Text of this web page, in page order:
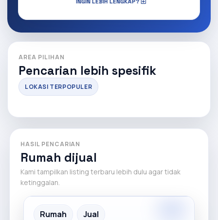
AREA PILIHAN
Pencarian lebih spesifik
LOKASI TERPOPULER
HASIL PENCARIAN
Rumah dijual
Kami tampilkan listing terbaru lebih dulu agar tidak
ketinggalan.
Recommended
Rumah Jual